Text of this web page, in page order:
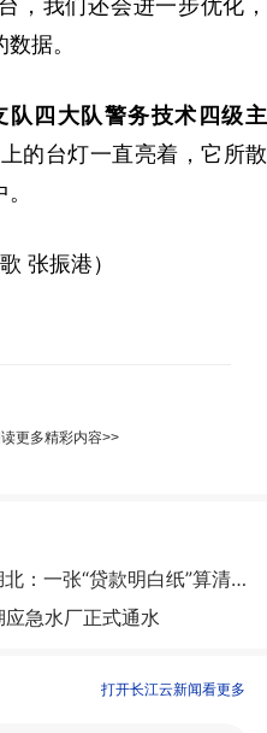
，我们还会进一步优化，
据。
四大队警务技术四级主
的台灯一直亮着，它所散
张振港）
更多精彩内容>>
争当高质量发展优等生 | 湖北：一张“贷款明白纸”算清融资成本账
急水厂正式通水
打开长江云新闻看更多